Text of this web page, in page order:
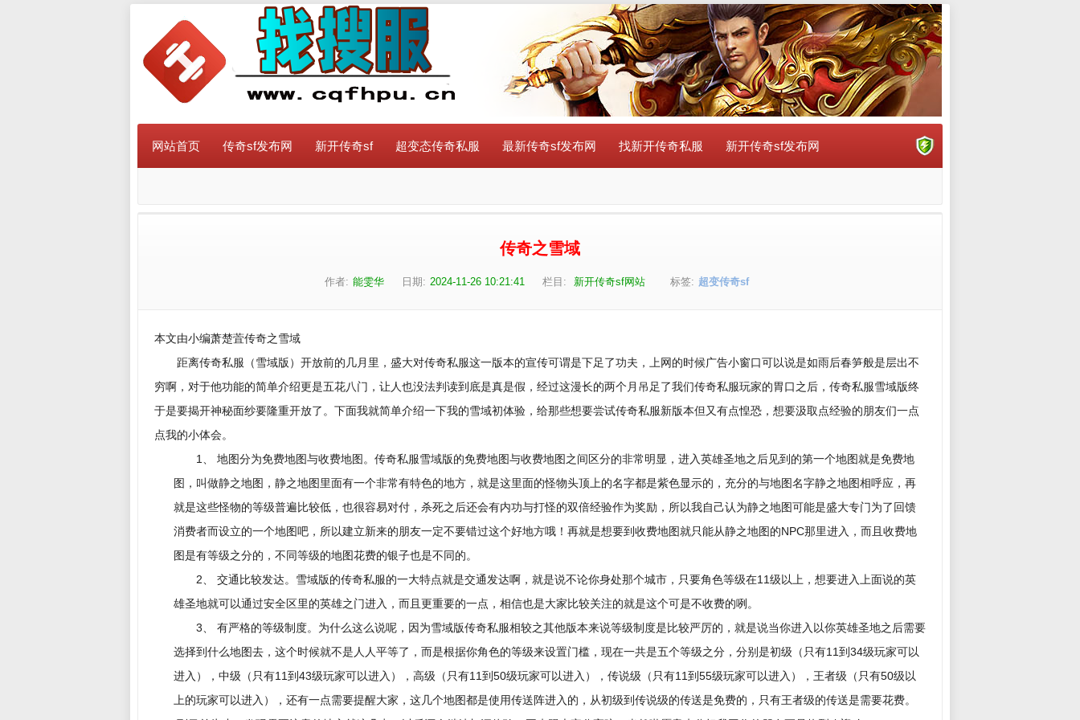
网站首页 传奇sf发布网 新开传奇sf 超变态传奇私服 最新传奇sf发布网 找新开传奇私服 新开传奇sf发布网
传奇之雪域
作者: 能雯华 日期: 2024-11-26 10:21:41 栏目: 新开传奇sf网站 标签: 超变传奇sf
本文由小编萧楚萓传奇之雪域
距离传奇私服（雪域版）开放前的几月里，盛大对传奇私服这一版本的宣传可谓是下足了功夫，上网的时候广告小窗口可以说是如雨后春笋般是层出不
穷啊，对于他功能的简单介绍更是五花八门，让人也没法判读到底是真是假，经过这漫长的两个月吊足了我们传奇私服玩家的胃口之后，传奇私服雪域版终
于是要揭开神秘面纱要隆重开放了。下面我就简单介绍一下我的雪域初体验，给那些想要尝试传奇私服新版本但又有点惶恐，想要汲取点经验的朋友们一点
点我的小体会。
1、 地图分为免费地图与收费地图。传奇私服雪域版的免费地图与收费地图之间区分的非常明显，进入英雄圣地之后见到的第一个地图就是免费地
图，叫做静之地图，静之地图里面有一个非常有特色的地方，就是这里面的怪物头顶上的名字都是紫色显示的，充分的与地图名字静之地图相呼应，再
就是这些怪物的等级普遍比较低，也很容易对付，杀死之后还会有内功与打怪的双倍经验作为奖励，所以我自己认为静之地图可能是盛大专门为了回馈
消费者而设立的一个地图吧，所以建立新来的朋友一定不要错过这个好地方哦！再就是想要到收费地图就只能从静之地图的NPC那里进入，而且收费地
图是有等级之分的，不同等级的地图花费的银子也是不同的。
2、 交通比较发达。雪域版的传奇私服的一大特点就是交通发达啊，就是说不论你身处那个城市，只要角色等级在11级以上，想要进入上面说的英
雄圣地就可以通过安全区里的英雄之门进入，而且更重要的一点，相信也是大家比较关注的就是这个可是不收费的咧。
3、 有严格的等级制度。为什么这么说呢，因为雪域版传奇私服相较之其他版本来说等级制度是比较严厉的，就是说当你进入以你英雄圣地之后需要
选择到什么地图去，这个时候就不是人人平等了，而是根据你角色的等级来设置门槛，现在一共是五个等级之分，分别是初级（只有11到34级玩家可以
进入），中级（只有11到43级玩家可以进入），高级（只有11到50级玩家可以进入），传说级（只有11到55级玩家可以进入），王者级（只有50级以
上的玩家可以进入），还有一点需要提醒大家，这几个地图都是使用传送阵进入的，从初级到传说级的传送是免费的，只有王者级的传送是需要花费。